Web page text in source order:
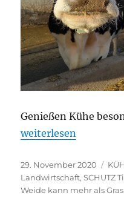
Genießen Kühe
„1. Advent – Frische
weiterlesen
Veröffentlicht
am
29. November 2020
Landwirtschaft,SCHUTZ
Weide kann mehr als Gras